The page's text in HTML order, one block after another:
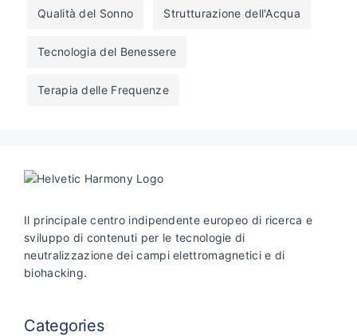
Qualità del Sonno Strutturazione dell'Acqua
Tecnologia del Benessere
Terapia delle Frequenze
Il principale centro indipendente europeo di ricerca e
sviluppo di contenuti per le tecnologie di
neutralizzazione dei campi elettromagnetici e di
biohacking.
Categories